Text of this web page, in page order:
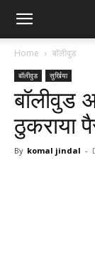
Home बॉलीवुड
बॉलीवुड सुर्खिया
बॉलीवुड
ठुकराया
By komal jindal -